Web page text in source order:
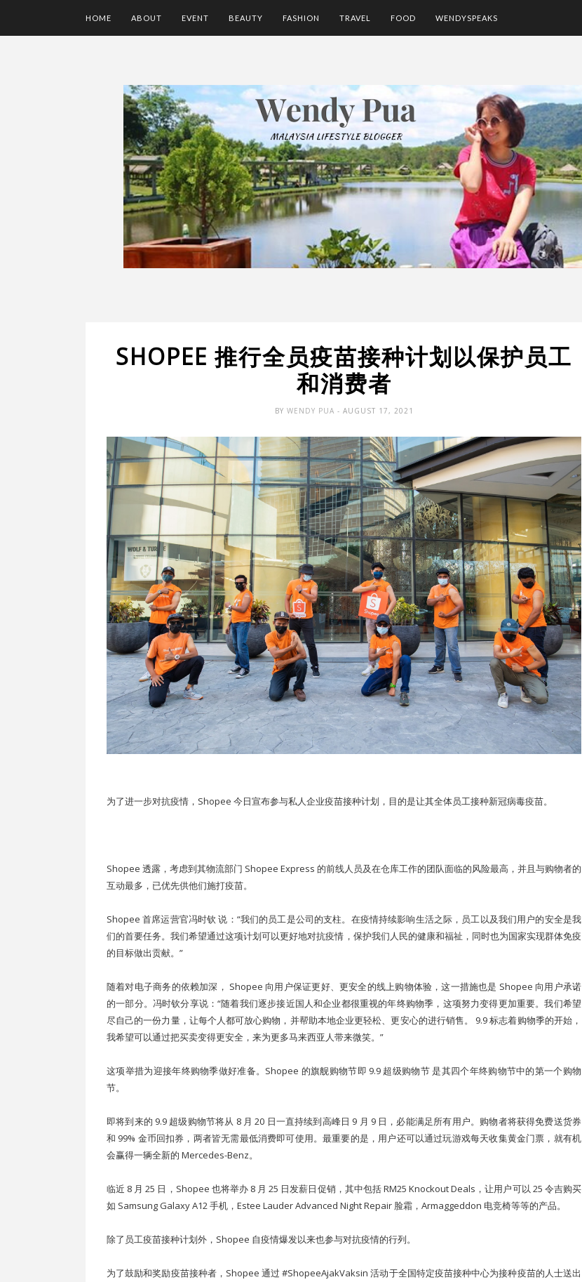
HOME ABOUT EVENT BEAUTY FASHION TRAVEL FOOD WENDYSPEAKS
SHOPEE 推行全员疫苗接种计划以保护员工
和消费者
BY WENDY PUA - AUGUST 17, 2021
为了进一步对抗疫情，Shopee 今日宣布参与私人企业疫苗接种计划，目的是让其全体员工接种新冠病毒疫苗。
Shopee 透露，考虑到其物流部门 Shopee Express 的前线人员及在仓库工作的团队面临的风险最高，并且与购物者的
互动最多，已优先供他们施打疫苗。
Shopee 首席运营官冯时钦 说：“我们的员工是公司的支柱。在疫情持续影响生活之际，员工以及我们用户的安全是我
们的首要任务。我们希望通过这项计划可以更好地对抗疫情，保护我们人民的健康和福祉，同时也为国家实现群体免疫
的目标做出贡献。”
随着对电子商务的依赖加深， Shopee 向用户保证更好、更安全的线上购物体验，这一措施也是 Shopee 向用户承诺
的一部分。冯时钦分享说：“随着我们逐步接近国人和企业都很重视的年终购物季，这项努力变得更加重要。我们希望
尽自己的一份力量，让每个人都可放心购物，并帮助本地企业更轻松、更安心的进行销售。 9.9 标志着购物季的开始，
我希望可以通过把买卖变得更安全，来为更多马来西亚人带来微笑。”
这项举措为迎接年终购物季做好准备。Shopee 的旗舰购物节即 9.9 超级购物节 是其四个年终购物节中的第一个购物
节。
即将到来的 9.9 超级购物节将从 8 月 20 日一直持续到高峰日 9 月 9 日，必能满足所有用户。购物者将获得免费送货券
和 99% 金币回扣券，两者皆无需最低消费即可使用。最重要的是，用户还可以通过玩游戏每天收集黄金门票，就有机
会赢得一辆全新的 Mercedes-Benz。
临近 8 月 25 日，Shopee 也将举办 8 月 25 日发薪日促销，其中包括 RM25 Knockout Deals，让用户可以 25 令吉购买
如 Samsung Galaxy A12 手机，Estee Lauder Advanced Night Repair 脸霜，Armaggeddon 电竞椅等等的产品。
除了员工疫苗接种计划外，Shopee 自疫情爆发以来也参与对抗疫情的行列。
为了鼓励和奖励疫苗接种者，Shopee 通过 #ShopeeAjakVaksin 活动于全国特定疫苗接种中心为接种疫苗的人士送出